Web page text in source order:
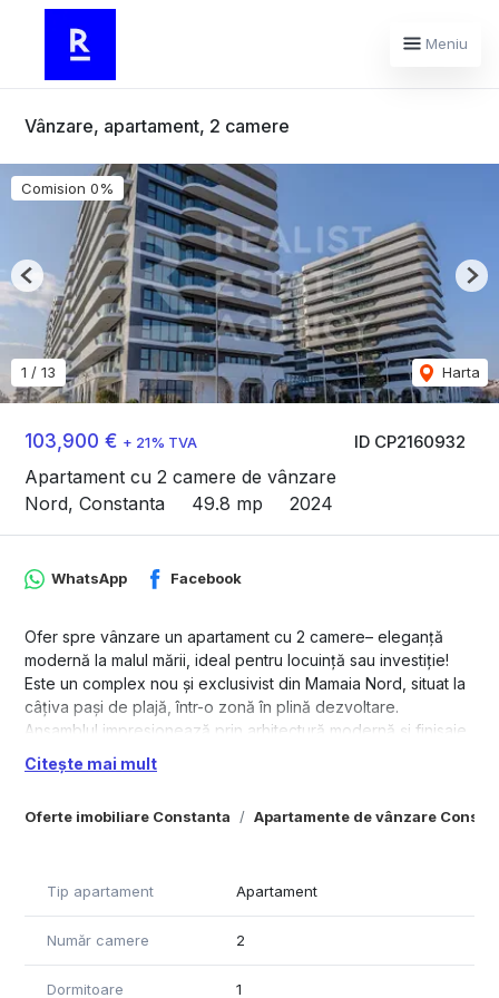
Meniu
Vânzare, apartament, 2 camere
ID CP2160932
103,900 € + 21% TVA
Apartament cu 2 camere de vânzare
Nord, Constanta
49.8 mp 2024
Comision 0%
1 / 13 Harta
Previous
Oferte imobiliare Constanta Apartamente de vânzare
WhatsApp Facebook
Ofer spre vânzare un apartament cu 2 camere– eleganță
modernă la malul mării, ideal pentru locuință sau investiție!
Este un complex nou și exclusivist din Mamaia Nord, situat la
câțiva pași de plajă, într-o zonă în plină dezvoltare.
Ansamblul impresionează prin arhitectură modernă și finisaje
premium, fiind dotat cu facilități de top: piscină exterioară,
centru SPA, sală de fitness, zonă comercială, locuri de
Datorită amplasării excelente și designului contemporan,
Toate apartamentele se predau la cheie.
Sunt disponibilități la 8 etaje diferite, cele care se afla mai
Detalii apartament:
Citește mai mult
Tip apartament Apartament
Număr camere 2
Dormitoare 1